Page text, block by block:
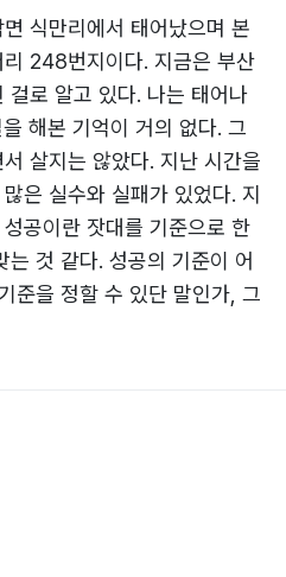
식만리에서 태어났으며 본
248번지이다. 지금은 부산
걸로 알고 있다. 나는 태어나
해본 기억이 거의 없다. 그
살지는 않았다. 지난 시간을
은 실수와 실패가 있었다. 지
공이란 잣대를 기준으로 한
것 같다. 성공의 기준이 어
준을 정할 수 있단 말인가, 그
라 생각하지 않는다. 사람들
비해 학문과 지식이 부족하
하는 일이 글을 쓰는 일이다.